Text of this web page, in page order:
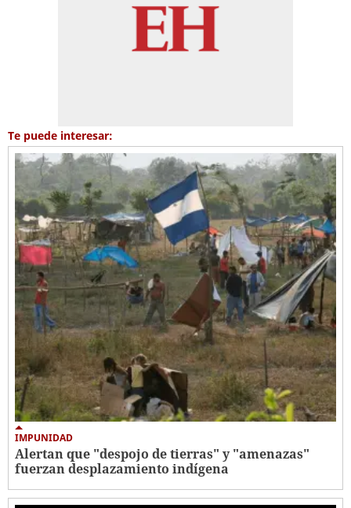
Te puede interesar:
IMPUNIDAD
Alertan que "despojo de tierras" y "amenazas"
fuerzan desplazamiento indígena